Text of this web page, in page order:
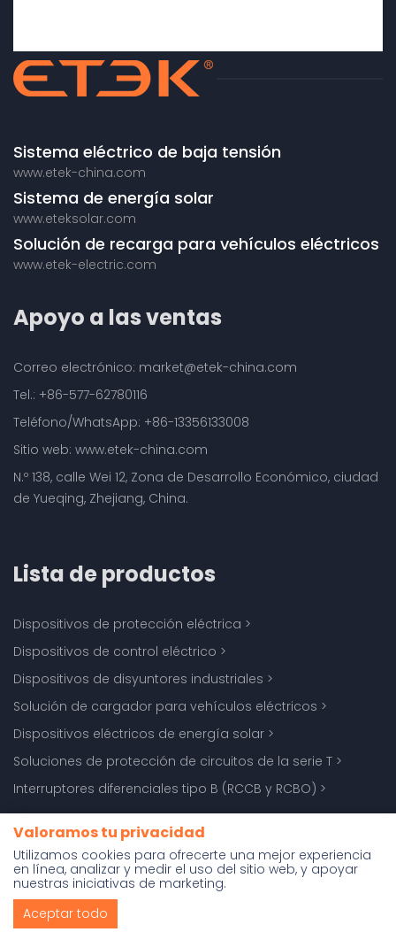
Sistema eléctrico de baja tensión
www.etek-china.com
Sistema de energía solar
www.eteksolar.com
Solución de recarga para vehículos eléctricos
www.etek-electric.com
Apoyo a las ventas
Correo electrónico: market@etek-china.com
Tel.: +86-577-62780116
Teléfono/WhatsApp: +86-13356133008
Sitio web: www.etek-china.com
N.º 138, calle Wei 12, Zona de Desarrollo Económico, ciudad
de Yueqing, Zhejiang, China.
Lista de productos
Dispositivos de protección eléctrica >
Dispositivos de control eléctrico >
Dispositivos de disyuntores industriales >
Solución de cargador para vehículos eléctricos >
Dispositivos eléctricos de energía solar >
Soluciones de protección de circuitos de la serie T >
Interruptores diferenciales tipo B (RCCB y RCBO) >
Copyright © Zhejiang ETEK Electrical Technology Co., Ltd. |
Desarrollado por:
Valoramos tu privacidad
Utilizamos cookies para ofrecerte una mejor experiencia
en línea, analizar y medir el uso del sitio web, y apoyar
nuestras iniciativas de marketing.
Aceptar todo